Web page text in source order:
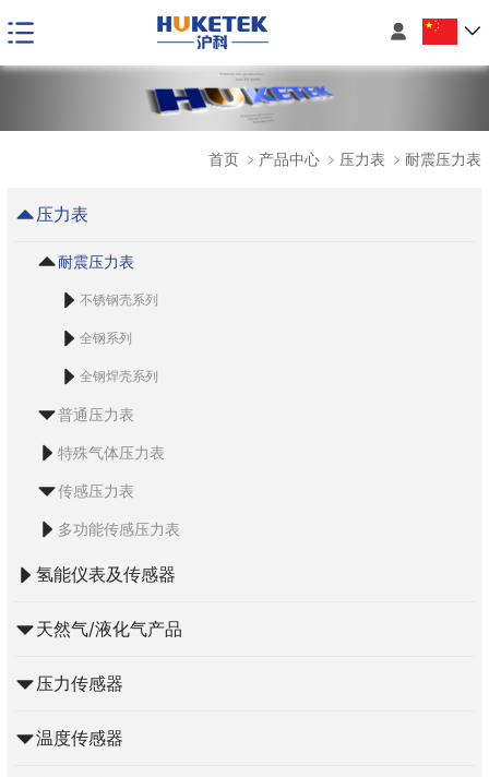

首页 ﹥ 产品中心 ﹥ 压力表 ﹥ 耐震压力表
压力表
耐震压力表
不锈钢壳系列
全钢系列
全钢焊壳系列
普通压力表
特殊气体压力表
传感压力表
多功能传感压力表
氢能仪表及传感器
天然气/液化气产品
压力传感器
温度传感器